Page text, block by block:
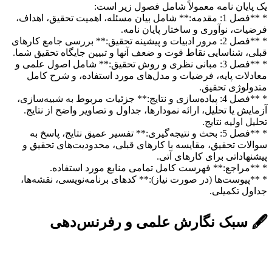
یک پایان نامه معمولاً شامل فصول زیر است:
* **فصل 1: مقدمه:** شامل بیان مسئله، اهمیت تحقیق، اهداف،
فرضیات، نوآوری و ساختار پایان نامه.
* **فصل 2: مرور ادبیات و پیشینه تحقیق:** بررسی جامع کارهای
قبلی، شناسایی نقاط قوت و ضعف آنها و تبیین جایگاه تحقیق شما.
* **فصل 3: مبانی نظری و روش تحقیق:** شامل اصول علمی و
معادلات پایه، فرضیات و مدل‌های مورد استفاده، و شرح کامل
متدولوژی تحقیق.
* **فصل 4: پیاده‌سازی و نتایج:** جزئیات مربوط به شبیه‌سازی،
آزمایش یا تحلیل، ارائه نمودارها، جداول و تصاویر واضح از نتایج.
تحلیل اولیه نتایج.
* **فصل 5: بحث و نتیجه‌گیری:** تفسیر عمیق نتایج، پاسخ به
سوالات تحقیق، مقایسه با کارهای قبلی، محدودیت‌های تحقیق و
پیشنهاداتی برای کارهای آتی.
* **مراجع:** فهرست کامل تمامی منابع مورد استفاده.
* **پیوست‌ها (در صورت نیاز):** کدهای برنامه‌نویسی، نقشه‌ها،
جداول تکمیلی.
🖋️ سبک نگارش علمی و رفرنس‌دهی